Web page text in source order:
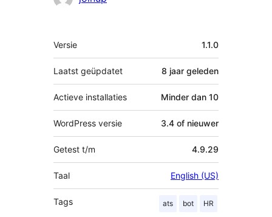
Meta
Versie 1.1.0
Laatst geüpdatet 8 jaar geleden
Actieve installaties Minder dan 10
WordPress versie 3.4 of nieuwer
Getest t/m 4.9.29
Taal English (US)
Tags ats bot HR